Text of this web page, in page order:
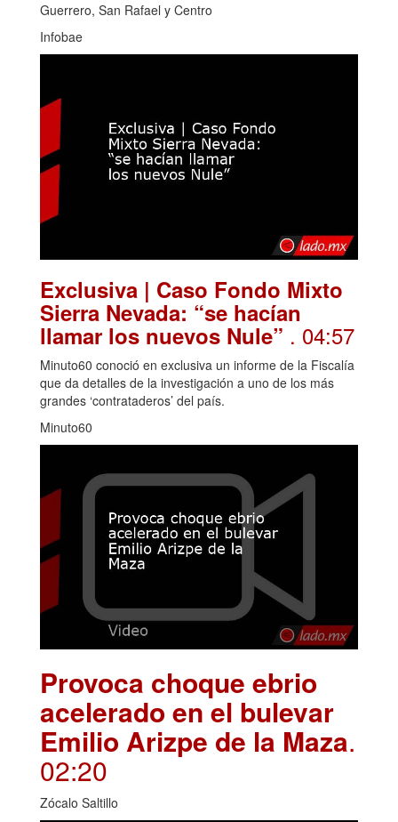
Guerrero, San Rafael y Centro
Infobae
Exclusiva | Caso Fondo Mixto
Sierra Nevada: “se hacían
llamar los nuevos Nule” . 04:57
Minuto60 conoció en exclusiva un informe de la Fiscalía
que da detalles de la investigación a uno de los más
grandes ‘contrataderos’ del país.
Minuto60
Provoca choque ebrio
acelerado en el bulevar
Emilio Arizpe de la Maza.
02:20
Zócalo Saltillo